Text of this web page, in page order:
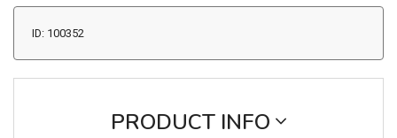
ID: 100352
PRODUCT INFO